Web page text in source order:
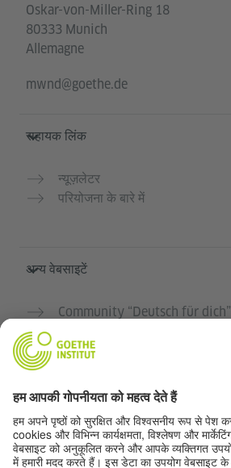
Oskar-von-Miller-Ring 18
80333 Munich
Allemagne
mwnd@goethe.de
सहायक लिंक
न्यूज़लेटर
परियोजना के बारे में
अन्य वेबसाइटें
Community “Deutsch für dich”
गोएथे संस्थान के जर्मन पाठ्यक्रम
गोपनीयता और सुगम्यता